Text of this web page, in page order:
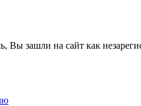
Вы зашли на сайт как